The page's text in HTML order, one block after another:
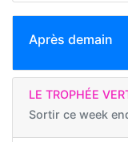
Après demain
LE TROPHÉE
Sortir ce week